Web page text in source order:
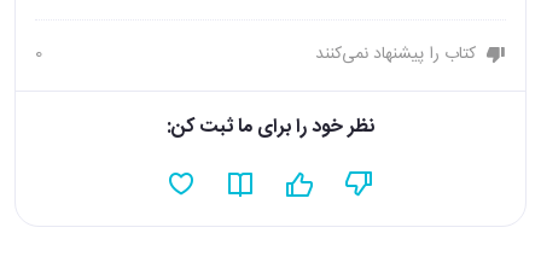
کتاب را پیشنهاد نمی‌کنند 0
نظر خود را برای ما ثبت کن: